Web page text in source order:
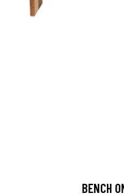
BENCH